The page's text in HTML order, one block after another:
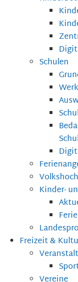
Schulen
Kinder-
Freizeit &